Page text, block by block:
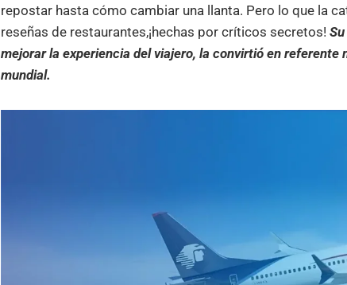
repostar hasta cómo cambiar una llanta. Pero lo que la
reseñas de restaurantes,¡hechas por críticos secretos!
mejorar la experiencia del viajero, la convirtió en referente
mundial.